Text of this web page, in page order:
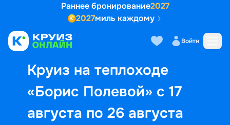
Раннее бронирование2027
2027миль каждому
Войти
Круиз на теплоходе
«Борис Полевой» с 17
августа по 26 августа
Выбор кают Маршрут и